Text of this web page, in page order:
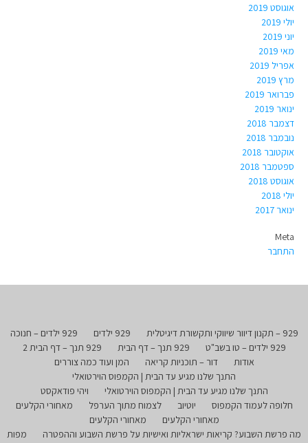
אוגוסט 2019
יולי 2019
יוני 2019
מאי 2019
אפריל 2019
מרץ 2019
פברואר 2019
ינואר 2019
דצמבר 2018
נובמבר 2018
אוקטובר 2018
ספטמבר 2018
אוגוסט 2018
יולי 2018
ינואר 2017
Meta
התחבר
929 – תקנון דיוור שיווקי ותקשורת דיגיטלית 929 ילדים
929 ילדים – חנוכה
929 ילדים – טו בשב"ט
929 תנך – דף הבית
929 תנך – דף הבית 2
אודות
דור – תוכניות קריאה
המן ועוד כמה צוררים
התנך שלנו מגיע עד הבית | הקמפוס הוירטואלי
התנך שלנו מגיע עד הבית | הקמפוס הוירטואלי
ויהי פודאקסט
חלופה לעמוד הקמפוס
יוטיוב לצמוח מתוך הערפל
מאחורי הקלעים
מאחורי הקלעים
מאחורי הקלעים
מה פרשת השבוע? קריאות ישראליות ואישיות על פרשת השבוע וההפטרה
מפות